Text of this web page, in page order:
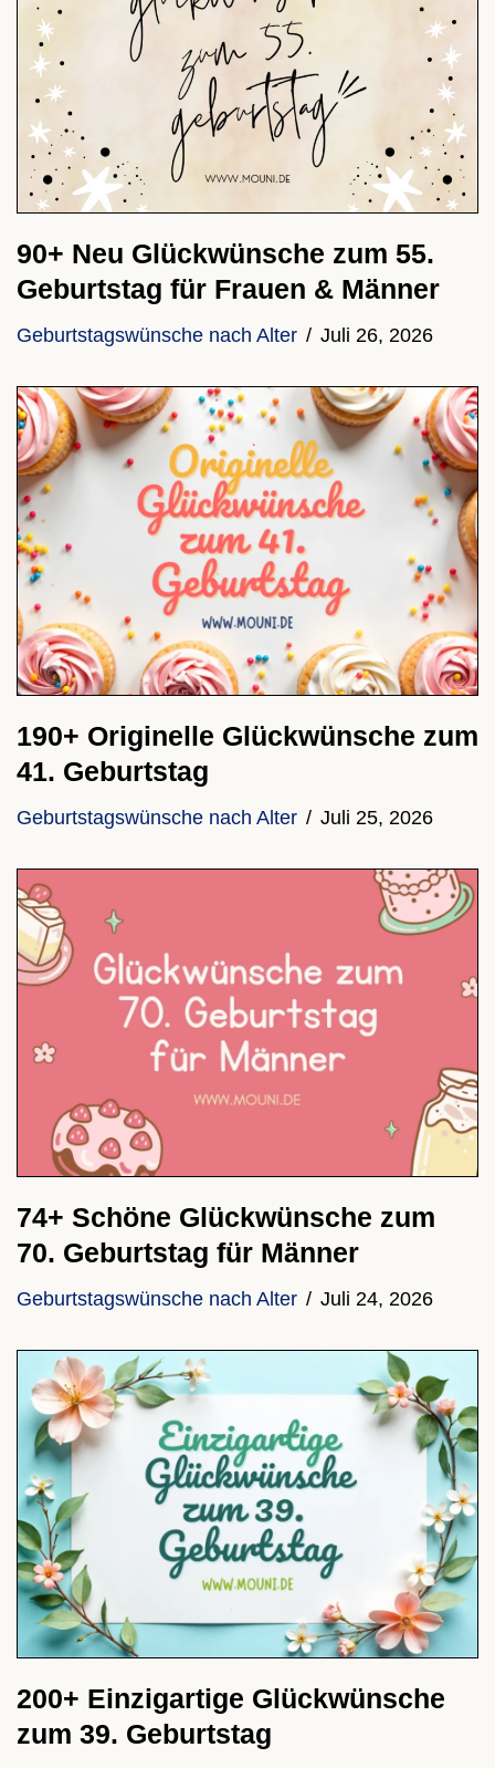
90+ Neu Glückwünsche zum 55.
Geburtstag für Frauen & Männer
Geburtstagswünsche nach Alter Juli 26, 2026
190+ Originelle Glückwünsche zum
41. Geburtstag
Geburtstagswünsche nach Alter Juli 25, 2026
74+ Schöne Glückwünsche zum
70. Geburtstag für Männer
Geburtstagswünsche nach Alter Juli 24, 2026
200+ Einzigartige Glückwünsche
zum 39. Geburtstag